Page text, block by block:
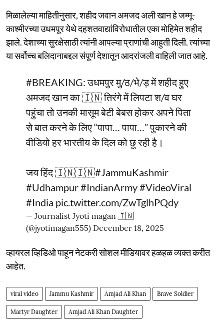
मिळालेल्या माहितीनुसार, शहीद जवान अमजद अली खान हे जम्मू-
काश्मीरच्या उधमपूर येथे दहशतवाद्यांविरोधातील एका मोहिमेत शहीद
झाले. देशाच्या सुरक्षेसाठी त्यांनी आपल्या प्राणांची आहुती दिली. त्यांच्या
या सर्वोच्च बलिदानाबद्दल संपूर्ण देशातून आदरांजली वाहिली जात आहे.
#BREAKING: उधमपुर मु/ठ/भे/ड़ में शहीद हुए
अमजद खान का 🇮🇳 तिरंगे में लिपटा श/व घर
पहुंचा तो उनकी मासूम बेटी बेबस होकर अपने पिता
से बात करने के लिए “पापा… पापा…” पुकारने की
वीडियो हर भारतीय के दिल को छू रही है।
जय हिंद 🇮🇳🇮🇳#JammuKashmir
#Udhampur#IndianArmy#VideoViral
#India pic.twitter.com/ZwTglhPQdy
— Journalist Jyoti magan 🇮🇳
(@jyotimagan555) December 18, 2025
व्हायरल व्हिडिओ पाहून नेटकरी सोशल मीडियावर हळहळ व्यक्त करीत
आहेत.
viral video Jammu Kashmir Amjad Ali Khan Brave Soldier
Martyr Daughter Amjad Ali Khan Daughter